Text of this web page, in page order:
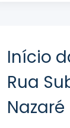
Início
Rua
Nazaré